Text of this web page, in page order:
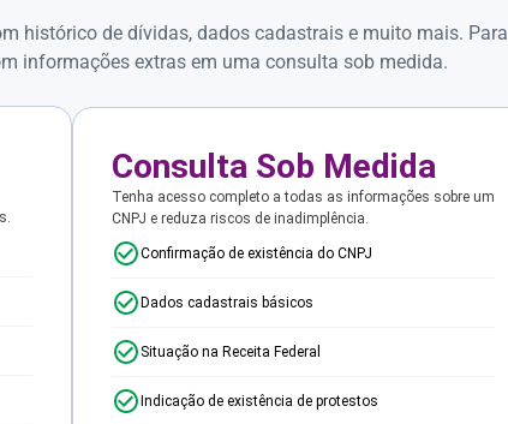
histórico de dívidas, dados cadastrais e muito mais. Para
informações extras em uma consulta sob medida.
Consulta Sob Medida
Tenha acesso completo a todas as informações sobre um
CNPJ e reduza riscos de inadimplência.
Confirmação de existência do CNPJ
Dados cadastrais básicos
Situação na Receita Federal
Indicação de existência de protestos